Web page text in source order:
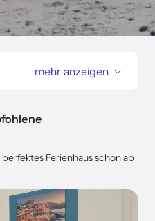
mehr anzeigen
Ferienhaus schon ab